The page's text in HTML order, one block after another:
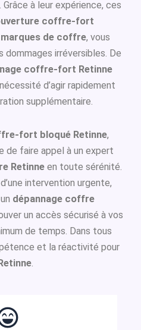
à leur expérience, ces
coffre-fort
de coffre, vous
dommages irréversibles. De
coffre-fort Retinne
d’agir rapidement
supplémentaire.
fort bloqué Retinne,
de faire appel à un expert
Retinne en toute sérénité.
intervention urgente,
dépannage coffre
un accès sécurisé à vos
de temps. Dans tous
et la réactivité pour
.